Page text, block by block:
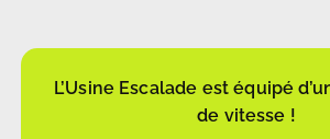
L’Usine Escalade est équipé
de vitesse !